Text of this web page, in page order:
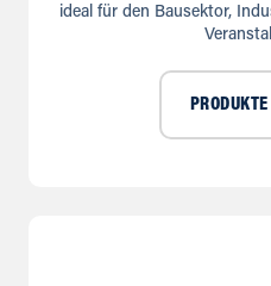
ideal für den Bausektor,